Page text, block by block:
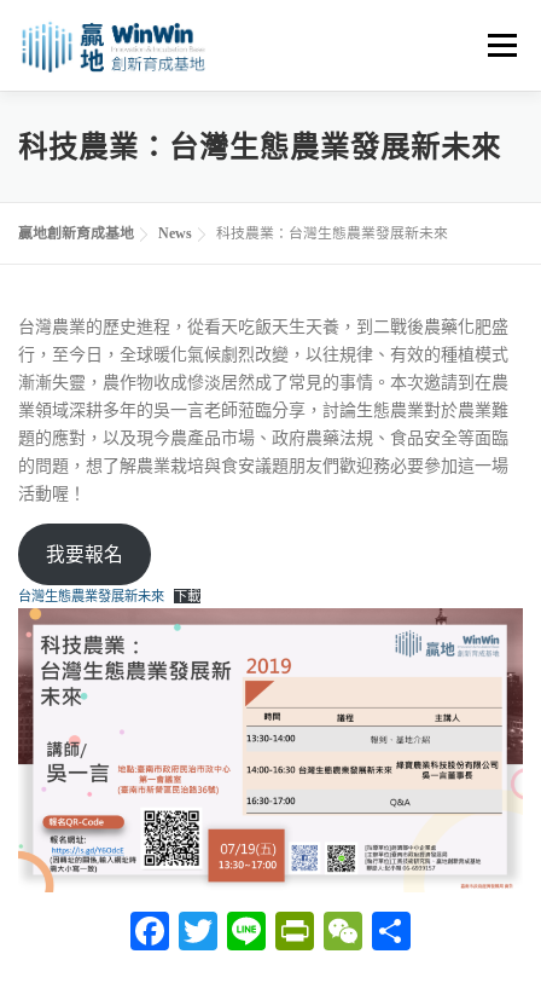
要
選單
關於我們 最新消息 創業資源 創業諮詢
進駐申請 活動花絮 空間租用
科技農業：台灣生態農業發展新未來
贏地創新育成基地 News 科技農業：台灣生態農業發展新未來
台灣農業的歷史進程，從看天吃飯天生天養，到二戰後農藥化肥盛
行，至今日，全球暖化氣候劇烈改變，以往規律、有效的種植模式
漸漸失靈，農作物收成慘淡居然成了常見的事情。本次邀請到在農
業領域深耕多年的吳一言老師蒞臨分享，討論生態農業對於農業難
題的應對，以及現今農產品市場、政府農藥法規、食品安全等面臨
的問題，想了解農業栽培與食安議題朋友們歡迎務必要參加這一場
活動喔！
我要報名
台灣生態農業發展新未來 下載
Facebook
Twitter
LinePrintFriendly
WeChat